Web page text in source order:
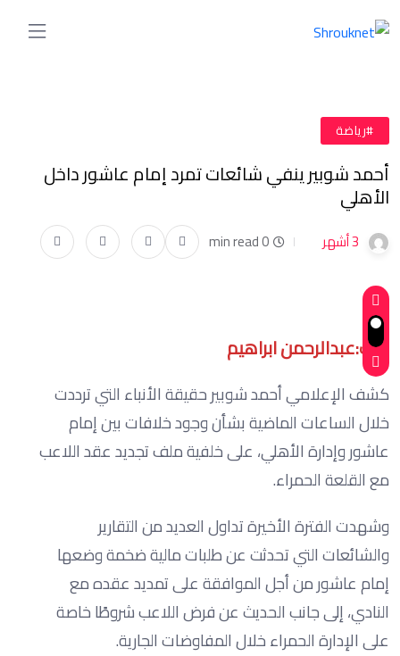
#رياضة
أحمد شوبير ينفي شائعات تمرد إمام عاشور داخل
الأهلي
3 أشهر 0 min read
كتب:عبدالرحمن ابراهيم
كشف الإعلامي أحمد شوبير حقيقة الأنباء التي ترددت
خلال الساعات الماضية بشأن وجود خلافات بين إمام
عاشور وإدارة الأهلي، على خلفية ملف تجديد عقد اللاعب
مع القلعة الحمراء.
وشهدت الفترة الأخيرة تداول العديد من التقارير
والشائعات التي تحدثت عن طلبات مالية ضخمة وضعها
إمام عاشور من أجل الموافقة على تمديد عقده مع
النادي، إلى جانب الحديث عن فرض اللاعب شروطًا خاصة
على الإدارة الحمراء خلال المفاوضات الجارية.